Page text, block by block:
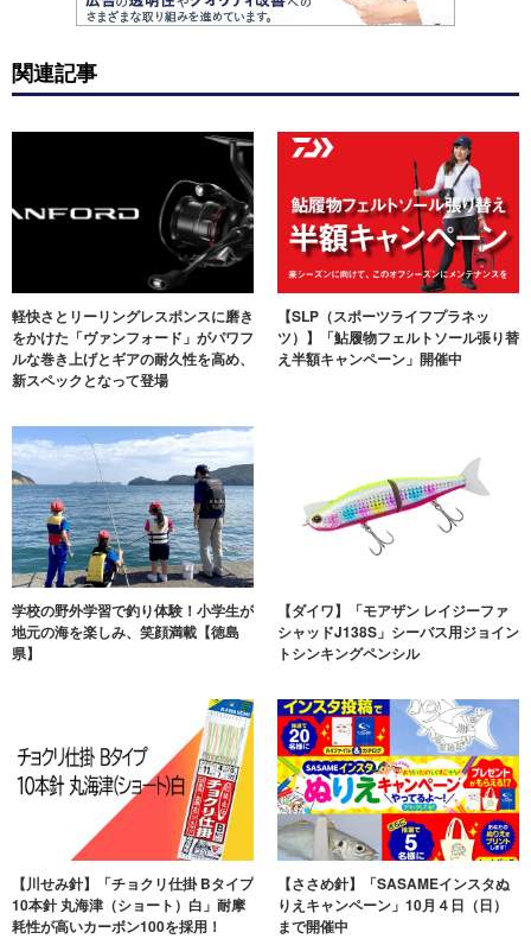
関連記事
軽快さとリーリングレスポンスに磨き
をかけた「ヴァンフォード」がパワフ
ルな巻き上げとギアの耐久性を高め、
新スペックとなって登場
【SLP（スポーツライフプラネッ
ツ）】「鮎履物フェルトソール張り替
え半額キャンペーン」開催中
学校の野外学習で釣り体験！小学生が
地元の海を楽しみ、笑顔満載【徳島
県】
【ダイワ】「モアザン レイジーファ
シャッドJ138S」シーバス用ジョイン
トシンキングペンシル
【川せみ針】「チョクリ仕掛 Bタイプ
10本針 丸海津（ショート）白」耐摩
耗性が高いカーボン100を採用！
【ささめ針】「SASAMEインスタぬ
りえキャンペーン」10月４日（日）
まで開催中